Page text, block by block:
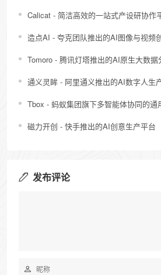
Calicat - 简洁高效的一站式产设研协作
造点AI - 夸克团队推出的AI图像与视频
Tomoro - 腾讯灯塔推出的AI原生大数据
通义灵眸 - 阿里通义推出的AI数字人生
Tbox - 蚂蚁集团旗下多智能体协同的通
磁力开创 - 快手推出的AI创意生产平台
发布评论